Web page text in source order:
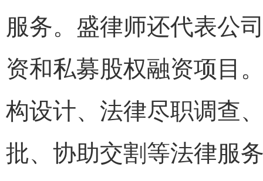
服务。盛律师还代表公
资和私募股权融资项目
构设计、法律尽职调查
批、协助交割等法律服